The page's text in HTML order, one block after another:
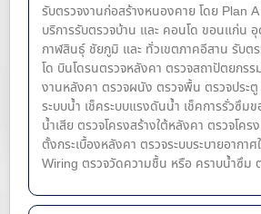
รับตรวจงานก่อสร้างหนองคาย โดย Plan
บริการรับตรวจบ้าน และ คอนโด ขอนแก่น
กาฬสินธุ์ ชัยภูมิ และ ทั่วเขตภาคอีสาน รับต
โด บินโดรนตรวจหลังคา ตรวจสถาปัตยกรร
งานหลังคา ตรวจผนัง ตรวจพื้น ตรวจประ
ระบบน้ำ เช็คระบบแรงดันน้ำ เช็คการรั่วซึม
น้ำ​เสีย ตรวจโครงสร้างใต้หลังคา ตรวจโค
ตั้งกระเบื้องหลังคา ตรวจระบบระบายอากา
Wiring ตรวจวัดความชื้น หรือ คราบน้ำซึม